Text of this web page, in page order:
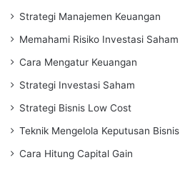
Strategi Manajemen Keuangan
Memahami Risiko Investasi Saham
Cara Mengatur Keuangan
Strategi Investasi Saham
Strategi Bisnis Low Cost
Teknik Mengelola Keputusan Bisnis
Cara Hitung Capital Gain